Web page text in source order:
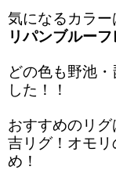
気になるカラー
リパンブルーフ
どの色も野池
した！！
おすすめのリ
吉リグ！オモ
め！